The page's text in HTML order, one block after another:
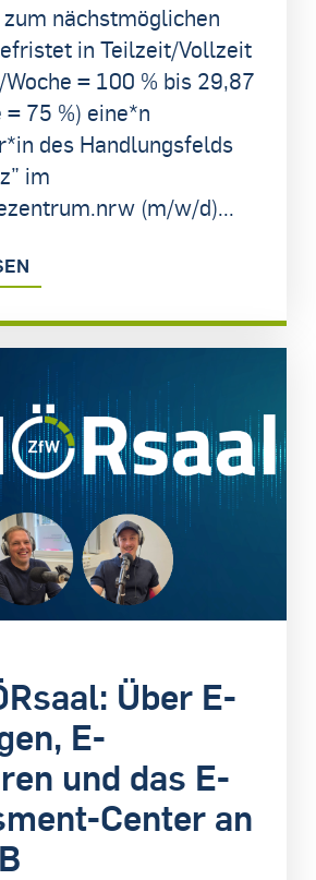
nächstmöglichen
in Teilzeit/Vollzeit
= 100 % bis 29,87
= 75 %) eine*n
des Handlungsfelds
im
(m/w/d)...
Über E-
E-
und das E-
Center an